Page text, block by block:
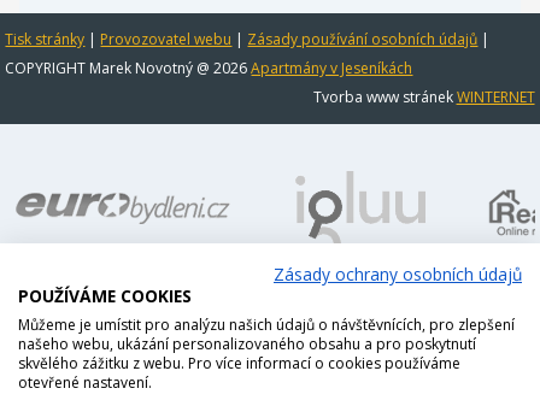
Tisk stránky | Provozovatel webu | Zásady používání osobních údajů |
COPYRIGHT Marek Novotný @ 2026Apartmány v Jeseníkách
Tvorba www stránekWINTERNET
Zásady ochrany osobních údajů
POUŽÍVÁME COOKIES
Můžeme je umístit pro analýzu našich údajů o návštěvnících, pro zlepšení
našeho webu, ukázání personalizovaného obsahu a pro poskytnutí
skvělého zážitku z webu. Pro více informací o cookies používáme
otevřené nastavení.